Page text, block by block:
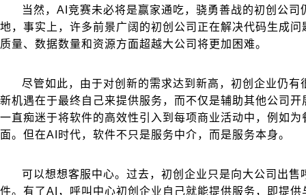
当然，AI竞赛未必将是赢家通吃，骁勇善战的初创公司
地，事实上，许多前景广阔的初创公司正在解决代码生成
质量、数据数量和资源方面超越大公司将更加困难。
尽管如此，由于对创新的需求达到新高，初创企业仍有
新机遇在于最终自己来提供服务，而不仅是辅助其他公司
一直痴迷于将软件的高效性引入到每项商业活动中，例如
面。但在AI时代，软件不只是服务中介，而是服务本身。
可以想想客服中心。过去，初创企业只是向大公司出售
件。有了AI，呼叫中心初创企业自己就能提供服务，即提